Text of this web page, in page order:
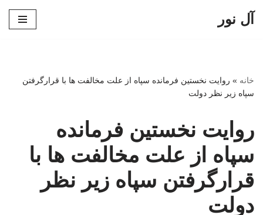
آل نور
خانه » روایت نخستین فرمانده سپاه از علت مخالفت ها با قرارگرفتن
سپاه زیر نظر دولت
روایت نخستین فرمانده
سپاه از علت مخالفت ها با
قرارگرفتن سپاه زیر نظر
دولت